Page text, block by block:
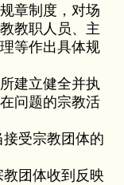
章制度，对场
教职人员、主
等作出具体规
建立健全并执
问题的宗教活
受宗教团体的
团体收到反映